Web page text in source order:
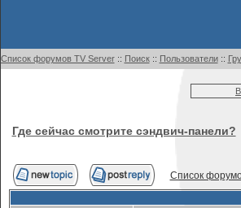
Список форумов TV Server:: Поиск:: Пользователи::
Где сейчас смотрите сэндвич-панели?
Список